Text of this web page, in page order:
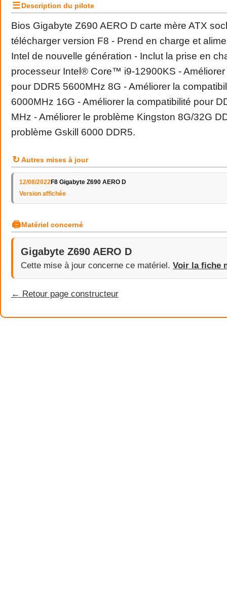
☰Description du pilote
Bios Gigabyte Z690 AERO D carte mère ATX
télécharger version F8 - Prend en charge et
Intel de nouvelle génération - Inclut la prise en
processeur Intel® Core™ i9-12900KS - Améliorer
pour DDR5 5600MHz 8G - Améliorer la
6000MHz 16G - Améliorer la compatibilité pour
MHz - Améliorer le problème Kingston 8G/32G
problème Gskill 6000 DDR5.
↻ Autres mises à jour
12/08/2022F8 Gigabyte Z690 AERO D
Version affichée
🖨Matériel concerné
Gigabyte Z690 AERO D
Cette mise à jour concerne ce matériel. Voir la fiche
← Retour page constructeur